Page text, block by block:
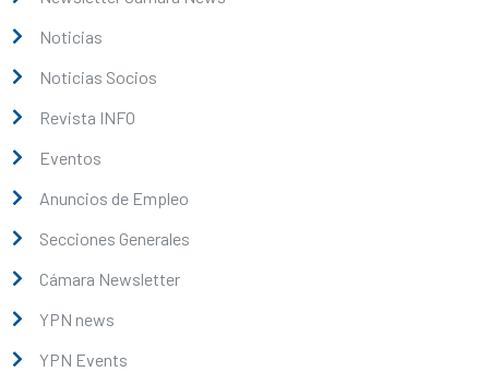
Noticias
Noticias Socios
Revista INFO
Eventos
Anuncios de Empleo
Secciones Generales
Cámara Newsletter
YPN news
YPN Events